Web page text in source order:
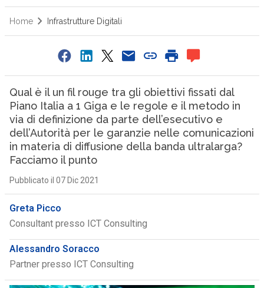
Home Infrastrutture Digitali
Qual è il un fil rouge tra gli obiettivi fissati dal
Piano Italia a 1 Giga e le regole e il metodo in
via di definizione da parte dell’esecutivo e
dell’Autorità per le garanzie nelle comunicazioni
in materia di diffusione della banda ultralarga?
Facciamo il punto
Pubblicato il 07 Dic 2021
Greta Picco
Consultant presso ICT Consulting
Alessandro Soracco
Partner presso ICT Consulting